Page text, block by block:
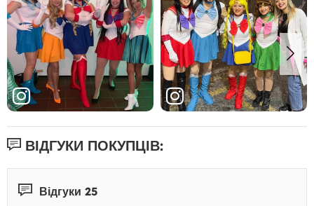
ВІДГУКИ ПОКУПЦІВ:
Відгуки 25